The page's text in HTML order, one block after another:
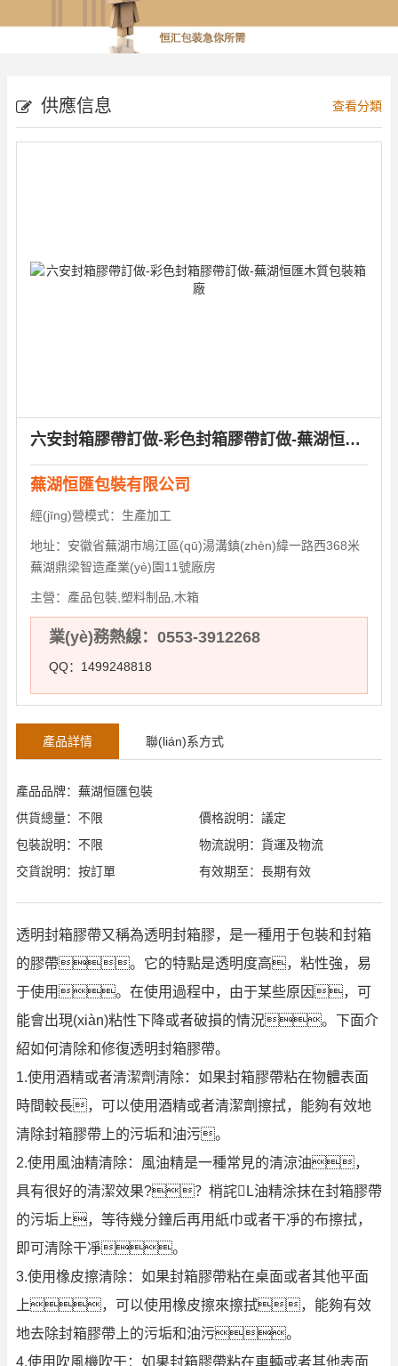
供應信息 查看分類
六安封箱膠帶訂做-彩色封箱膠帶訂做-蕪湖恒匯木質包裝箱廠
蕪湖恒匯包裝有限公司
經(jīng)營模式： 生產加工
地址： 安徽省蕪湖市鳩江區(qū)湯溝鎮(zhèn)緯一路西368米
蕪湖鼎梁智造產業(yè)園11號廠房
主營： 產品包裝,塑料制品,木箱
業(yè)務熱線：0553-3912268
QQ：1499248818
產品詳情 聯(lián)系方式
產品品牌：蕪湖恒匯包裝
供貨總量：不限
價格說明：議定
包裝說明：不限
物流說明：貨運及物流
交貨說明：按訂單
有效期至：長期有效
透明封箱膠帶又稱為透明封箱膠，是一種用于包裝和封箱
的膠帶。它的特點是透明度高，粘性強，易
于使用。在使用過程中，由于某些原因，可
能會出現(xiàn)粘性下降或者破損的情況。下面介
紹如何清除和修復透明封箱膠帶。
1.使用酒精或者清潔劑清除：如果封箱膠帶粘在物體表面
時間較長，可以使用酒精或者清潔劑擦拭，能夠有效地
清除封箱膠帶上的污垢和油污。
2.使用風油精清除：風油精是一種常見的清涼油，
具有很好的清潔效果?？梢詫L油精涂抹在封箱膠帶
的污垢上，等待幾分鐘后再用紙巾或者干凈的布擦拭，
即可清除干凈。
3.使用橡皮擦清除：如果封箱膠帶粘在桌面或者其他平面
上，可以使用橡皮擦來擦拭，能夠有效
地去除封箱膠帶上的污垢和油污。
4.使用吹風機吹干：如果封箱膠帶粘在車輛或者其他表面